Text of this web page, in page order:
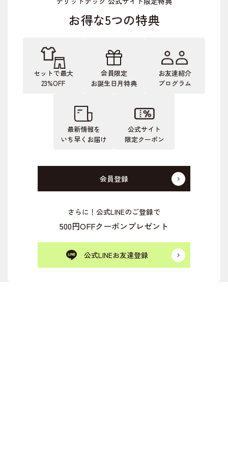
お得な5つの特典
セットで最大
23%OFF
会員限定
お誕生日月特典
お友達紹介
プログラム
最新情報を
いち早くお届け
公式サイト
限定クーポン
会員登録
さらに！公式LINEのご登録で
500円OFFクーポンプレゼント
公式LINEお友達登録